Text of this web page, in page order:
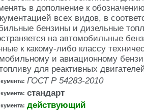
в дополнение к
всех видов, в
бензины и дизельные
на автомобильные
к какому-либо классу
и авиационному
для реактивных
ГОСТ Р 54283-2010
стандарт
действующий